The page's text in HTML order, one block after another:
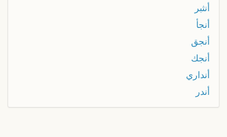
أنثبر
أنجأ
أنجق
أنجك
أنداري
أندر